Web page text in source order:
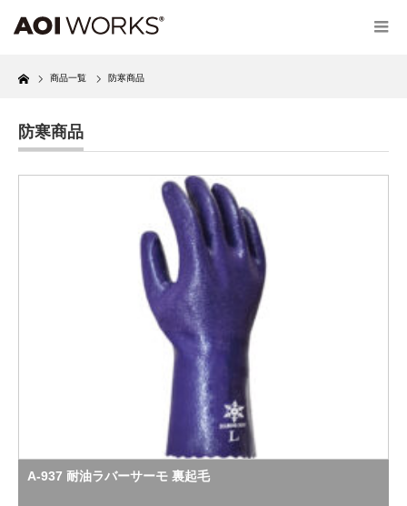
Home 商品一覧 防寒商品
防寒商品
A-937 耐油ラバーサーモ 裏起毛